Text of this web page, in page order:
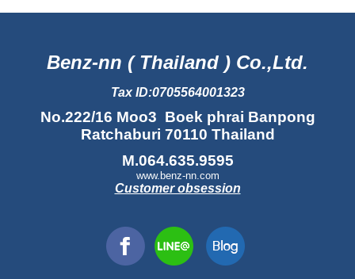
Benz-nn ( Thailand ) Co.,Ltd.
Tax ID:0705564001323
No.222/16 Moo3 Boek phrai Banpong
Ratchaburi 70110 Thailand
M.064.635.9595
www.benz-nn.com
Customer obsession